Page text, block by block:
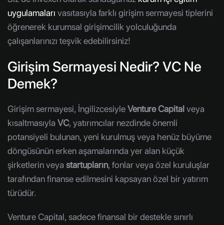
uygulamaları vasıtasıyla farklı girişim sermayesi tiplerini
öğrenerek kurumsal girişimcilik yolculuğunda
çalışanlarınızı teşvik edebilirsiniz!
Girişim Sermayesi Nedir? VC Ne
Demek?
Girişim sermayesi, İngilizcesiyleVenture Capitalveya
kısaltmasıyla VC, yatırımcılar nezdinde önemli
potansiyeli bulunan, yeni kurulmuş veya henüz büyüme
döngüsünün erken aşamalarında yer alan küçük
şirketlerin veya startupların, fonlar veya özel kuruluşlar
tarafından finanse edilmesini kapsayan özel bir yatırım
türüdür.
Venture Capital, sadece finansal bir destekle sınırlı